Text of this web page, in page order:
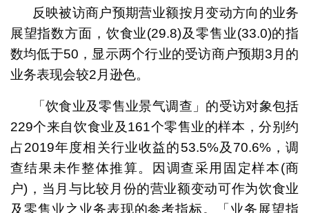
反映被访商户预期营业额按月变动方向的业务
展望指数方面，饮食业(29.8)及零售业(33.0)的指
数均低于50，显示两个行业的受访商户预期3月的
业务表现会较2月逊色。
「饮食业及零售业景气调查」的受访对象包括
229个来自饮食业及161个零售业的样本，分别约
占2019年度相关行业收益的53.5%及70.6%，调
查结果未作整体推算。因调查采用固定样本(商
户)，当月与比较月份的营业额变动可作为饮食业
及零售业之业务表现的参考指标。「业务展望指